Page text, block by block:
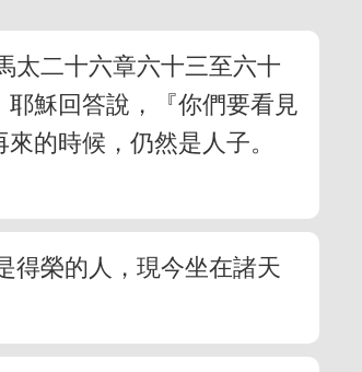
太二十六章六十三至六十
穌回答說，『你們要看見
的時候，仍然是人子。
得榮的人，現今坐在諸天